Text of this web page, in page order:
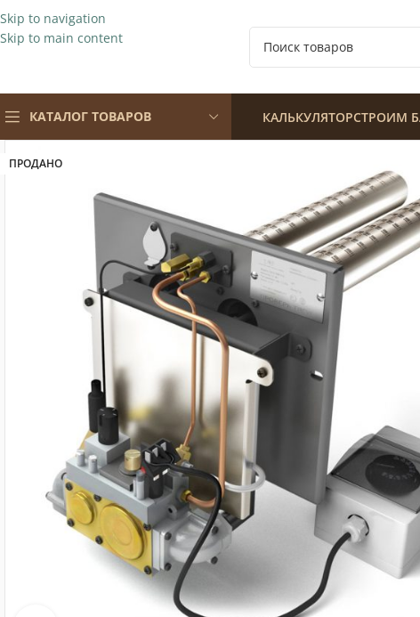
Skip to navigation
Skip to main content
КАТАЛОГ ТОВАРОВ КАЛЬКУЛЯТОРСТРОИМ
ПРОДАНО